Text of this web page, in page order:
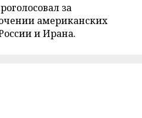
за
американских
и Ирана.